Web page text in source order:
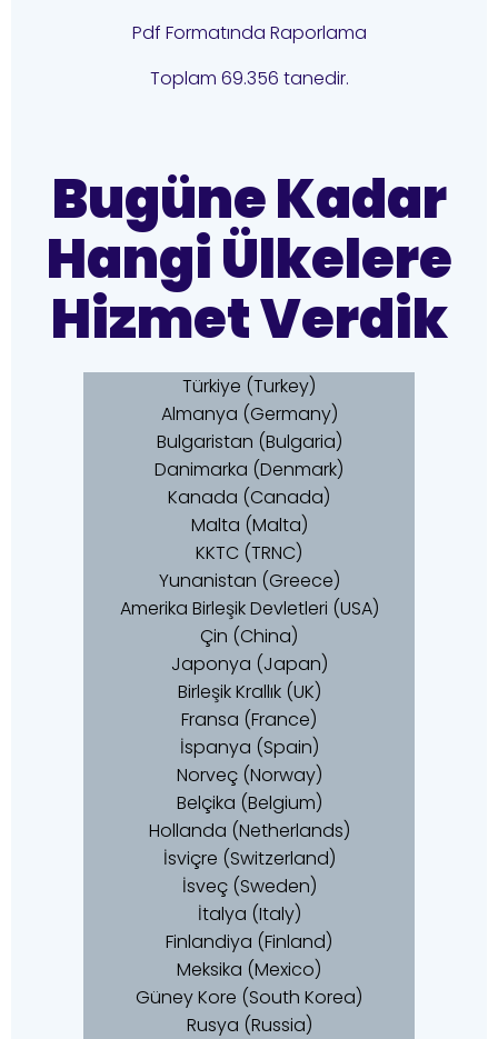
Pdf Formatında Raporlama
Toplam 69.356 tanedir.
Bugüne Kadar
Hangi Ülkelere
Hizmet Verdik
Türkiye (Turkey)
Almanya (Germany)
Bulgaristan (Bulgaria)
Danimarka (Denmark)
Kanada (Canada)
Malta (Malta)
KKTC (TRNC)
Yunanistan (Greece)
Amerika Birleşik Devletleri (USA)
Çin (China)
Japonya (Japan)
Birleşik Krallık (UK)
Fransa (France)
İspanya (Spain)
Norveç (Norway)
Belçika (Belgium)
Hollanda (Netherlands)
İsviçre (Switzerland)
İsveç (Sweden)
İtalya (Italy)
Finlandiya (Finland)
Meksika (Mexico)
Güney Kore (South Korea)
Rusya (Russia)